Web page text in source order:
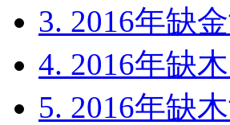
3. 2016年缺
4. 2016年缺
5. 2016年缺